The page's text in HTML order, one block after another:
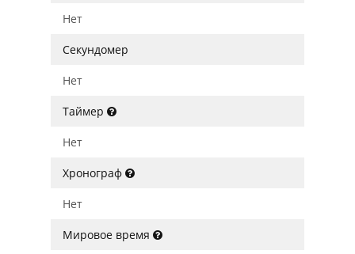
Нет
Секундомер
Нет
Таймер
Нет
Хронограф
Нет
Мировое время